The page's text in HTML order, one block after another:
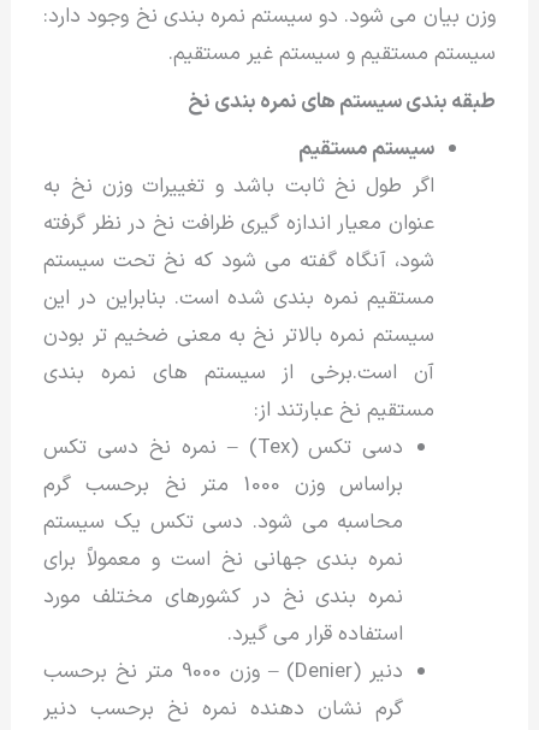
وزن بیان می شود. دو سیستم نمره بندی نخ وجود دارد:
سیستم مستقیم و سیستم غیر مستقیم.
طبقه بندی سیستم های نمره بندی نخ
سیستم مستقیم
اگر طول نخ ثابت باشد و تغییرات وزن نخ به
عنوان معیار اندازه گیری ظرافت نخ در نظر گرفته
شود، آنگاه گفته می شود که نخ تحت سیستم
مستقیم نمره بندی شده است. بنابراین در این
سیستم نمره بالاتر نخ به معنی ضخیم تر بودن
آن است.برخی از سیستم های نمره بندی
مستقیم نخ عبارتند از:
دسی تکس (Tex) – نمره نخ دسی تکس
براساس وزن 1000 متر نخ برحسب گرم
محاسبه می شود. دسی تکس یک سیستم
نمره بندی جهانی نخ است و معمولاً برای
نمره بندی نخ در کشورهای مختلف مورد
استفاده قرار می گیرد.
دنیر (Denier) – وزن 9000 متر نخ برحسب
گرم نشان دهنده نمره نخ برحسب دنیر